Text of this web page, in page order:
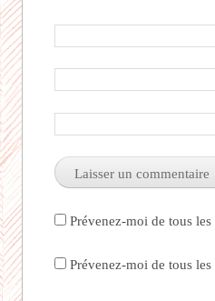
Prévenez-moi de tous
Prévenez-moi de tous